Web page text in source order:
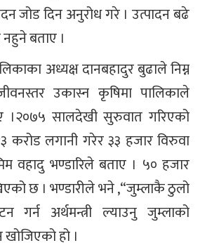
जोड दिन अनुरोध गरे । उत्पादन बढे
बताए ।
अध्यक्ष दानबहादुर बुढाले निम्न
उकास्न कृषिमा पालिकाले
।२०७५ सालदेखी सुरुवात गरिएको
करोड लगानी गरेर ३३ हजार विरुवा
वहादु भण्डारिले बताए । ५० हजार
छ । भण्डारीले भने ,“जुम्लाकै ठुलो
गर्न अर्थमन्त्री ल्याउनु जुम्लाको
हो ।